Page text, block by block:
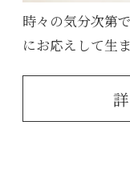
時々の気分次第
にお応えして生